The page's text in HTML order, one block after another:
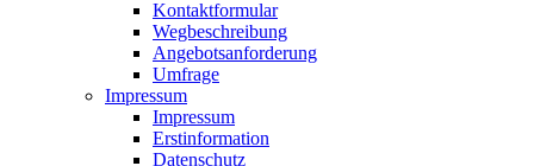
Kontaktformular
Wegbeschreibung
Angebotsanforderung
Umfrage
Impressum
Impressum
Erstinformation
Datenschutz